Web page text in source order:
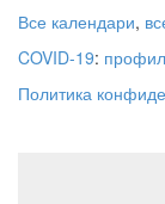
Все календари,
COVID-19:
Политика